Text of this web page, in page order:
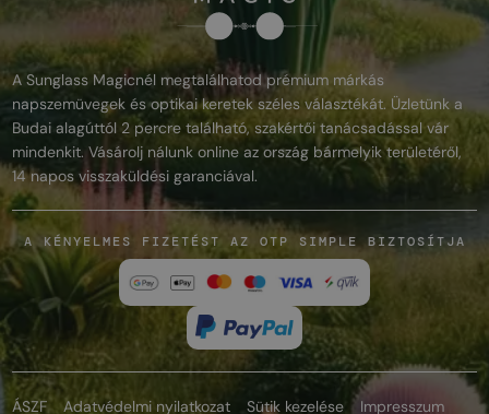
A Sunglass Magicnél megtalálhatod prémium márkás
napszemüvegek és optikai keretek széles választékát. Üzletünk a
Budai alagúttól 2 percre található, szakértői tanácsadással vár
mindenkit. Vásárolj nálunk online az ország bármelyik területéről,
14 napos visszaküldési garanciával.
A KÉNYELMES FIZETÉST AZ OTP SIMPLE BIZTOSÍTJA
ÁSZF Adatvédelmi nyilatkozat Sütik kezelése Impresszum